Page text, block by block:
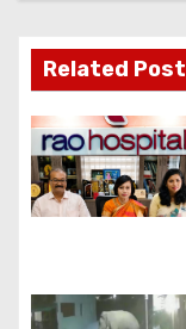
a
t
i
n
Related Post